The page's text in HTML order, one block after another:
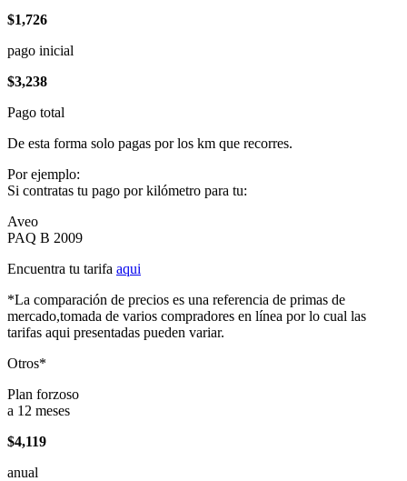
$1,726
pago inicial
$3,238
Pago total
De esta forma solo pagas por los km que recorres.
Por ejemplo:
Si contratas tu pago por kilómetro para tu:
Aveo
PAQ B 2009
Encuentra tu tarifa aqui
*La comparación de precios es una referencia de primas de
mercado,tomada de varios compradores en línea por lo cual las
tarifas aqui presentadas pueden variar.
Otros*
Plan forzoso
a 12 meses
$4,119
anual